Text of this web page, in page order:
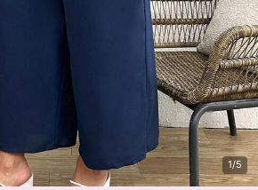
1/5